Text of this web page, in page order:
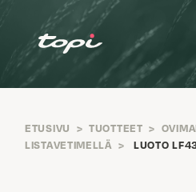
ETUSIVU > TUOTTEET >
LISTAVETIMELLÄ > LUOTO